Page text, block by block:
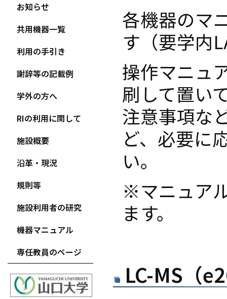
お知らせ
共用機器一覧
利用の手引き
謝辞等の記載例
学外の方へ
RIの利用に関して
施設概要
沿革・現況
規則等
施設利用者の研究
機器マニュアル
専任教員のページ
各機器のマ
す（要学内
操作マニュ
刷して置い
注意事項な
ど、必要に
い。
※マニュア
ます。
LC-MS（